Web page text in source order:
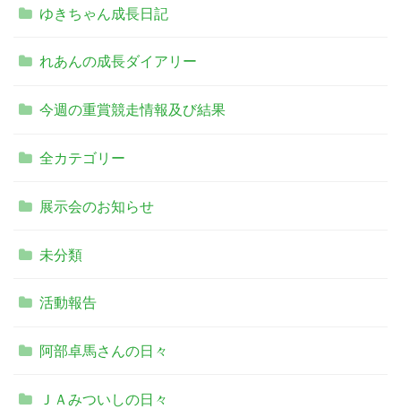
ゆきちゃん成長日記
れあんの成長ダイアリー
今週の重賞競走情報及び結果
全カテゴリー
展示会のお知らせ
未分類
活動報告
阿部卓馬さんの日々
ＪＡみついしの日々